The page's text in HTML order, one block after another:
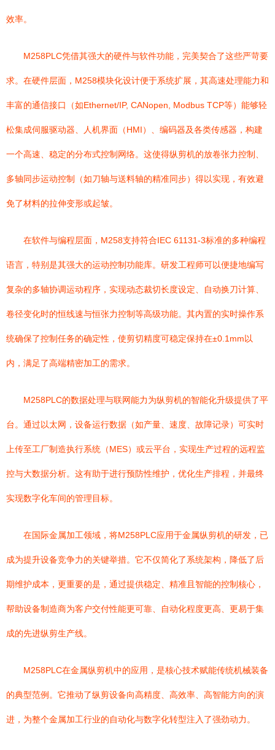
效率。
M258PLC凭借其强大的硬件与软件功能，完美契合了这些严苛要
求。在硬件层面，M258模块化设计便于系统扩展，其高速处理能力和
丰富的通信接口（如Ethernet/IP, CANopen, Modbus TCP等）能够轻
松集成伺服驱动器、人机界面（HMI）、编码器及各类传感器，构建
一个高速、稳定的分布式控制网络。这使得纵剪机的放卷张力控制、
多轴同步运动控制（如刀轴与送料轴的精准同步）得以实现，有效避
免了材料的拉伸变形或起皱。
在软件与编程层面，M258支持符合IEC 61131-3标准的多种编程
语言，特别是其强大的运动控制功能库。研发工程师可以便捷地编写
复杂的多轴协调运动程序，实现动态裁切长度设定、自动换刀计算、
卷径变化时的恒线速与恒张力控制等高级功能。其内置的实时操作系
统确保了控制任务的确定性，使剪切精度可稳定保持在±0.1mm以
内，满足了高端精密加工的需求。
M258PLC的数据处理与联网能力为纵剪机的智能化升级提供了平
台。通过以太网，设备运行数据（如产量、速度、故障记录）可实时
上传至工厂制造执行系统（MES）或云平台，实现生产过程的远程监
控与大数据分析。这有助于进行预防性维护，优化生产排程，并最终
实现数字化车间的管理目标。
在国际金属加工领域，将M258PLC应用于金属纵剪机的研发，已
成为提升设备竞争力的关键举措。它不仅简化了系统架构，降低了后
期维护成本，更重要的是，通过提供稳定、精准且智能的控制核心，
帮助设备制造商为客户交付性能更可靠、自动化程度更高、更易于集
成的先进纵剪生产线。
M258PLC在金属纵剪机中的应用，是核心技术赋能传统机械装备
的典型范例。它推动了纵剪设备向高精度、高效率、高智能方向的演
进，为整个金属加工行业的自动化与数字化转型注入了强劲动力。